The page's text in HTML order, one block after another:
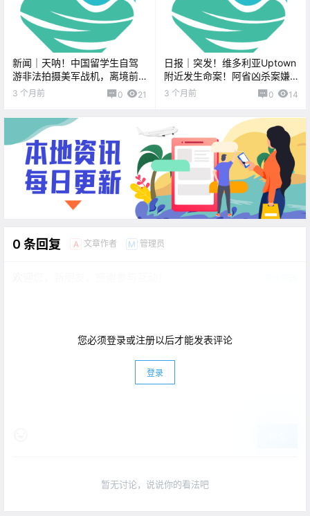
新闻｜天呐！中国留学生自驾
游非法拍摄美军战机，离境前
在机场被捕！Juan de Fuca步
3 个月前 0 21
日报｜突发！维多利亚Uptown
附近发生命案！阿省凶杀案嫌
疑人在Sooke被抓获！
3 个月前 0 14
0 条回复 A 文章作者 M 管理员
您必须登录或注册以后才能发表评论
登录
暂无讨论，说说你的看法吧